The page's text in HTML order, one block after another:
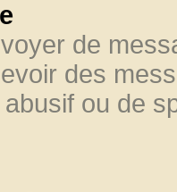
de
des
ou de